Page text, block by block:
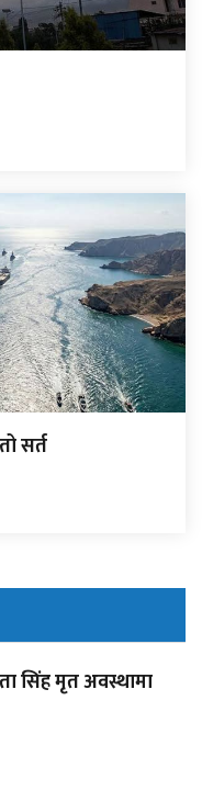
सर्त
सिंह मृत अवस्थामा